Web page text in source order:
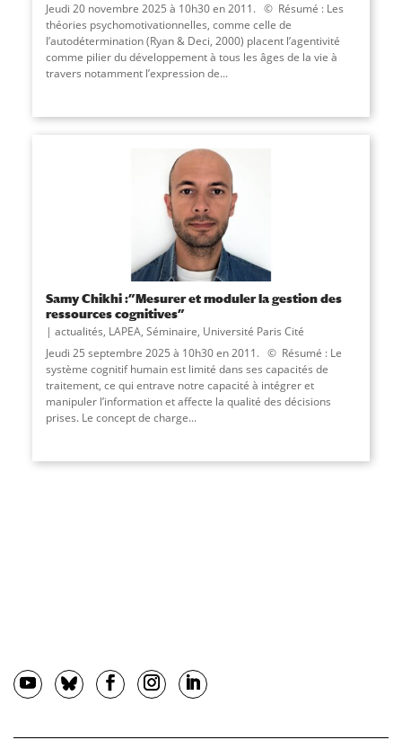
Jeudi 20 novembre 2025 à 10h30 en 2011. © Résumé : Les
théories psychomotivationnelles, comme celle de
l’autodétermination (Ryan & Deci, 2000) placent l’agentivité
comme pilier du développement à tous les âges de la vie à
travers notamment l’expression de...
Samy Chikhi :”Mesurer et moduler la gestion des
ressources cognitives”
actualités, LAPEA, Séminaire, Université Paris Cité
Jeudi 25 septembre 2025 à 10h30 en 2011. © Résumé : Le
système cognitif humain est limité dans ses capacités de
traitement, ce qui entrave notre capacité à intégrer et
manipuler l’information et affecte la qualité des décisions
prises. Le concept de charge...